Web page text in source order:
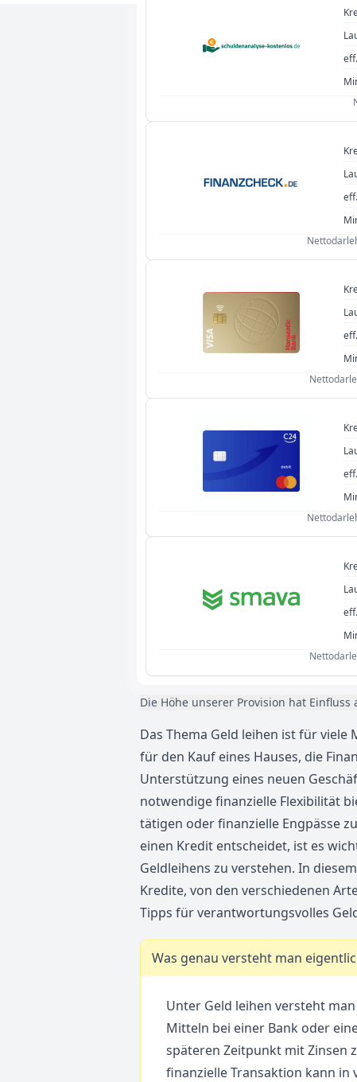
Die Höhe unserer Provision hat
Das Thema Geld leihen ist für viele
für den Kauf eines Hauses, die
Unterstützung eines neuen
notwendige finanzielle Flexibilität
tätigen oder finanzielle Engpässe
einen Kredit entscheidet, ist es
Geldleihens zu verstehen. In
Kredite, von den verschiedenen
Tipps für verantwortungsvolles
Was genau versteht man
Unter Geld leihen versteht
Mitteln bei einer Bank oder
späteren Zeitpunkt mit Zinsen
finanzielle Transaktion kann in